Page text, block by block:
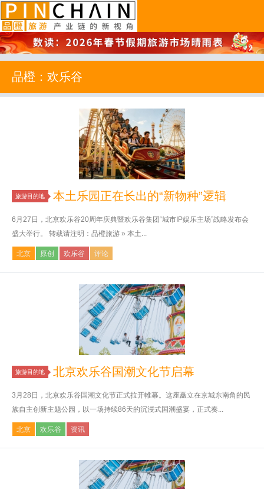
品橙旅游
品橙：欢乐谷
旅游目的地 本土乐园正在长出的“新物种”逻辑
6月27日，北京欢乐谷20周年庆典暨欢乐谷集团“城市IP娱乐主场”战略发布会
盛大举行。 转载请注明：品橙旅游 » 本土...
北京 原创 欢乐谷 评论
旅游目的地 北京欢乐谷国潮文化节启幕
3月28日，北京欢乐谷国潮文化节正式拉开帷幕。这座矗立在京城东南角的民
族自主创新主题公园，以一场持续86天的沉浸式国潮盛宴，正式奏...
北京 欢乐谷 资讯